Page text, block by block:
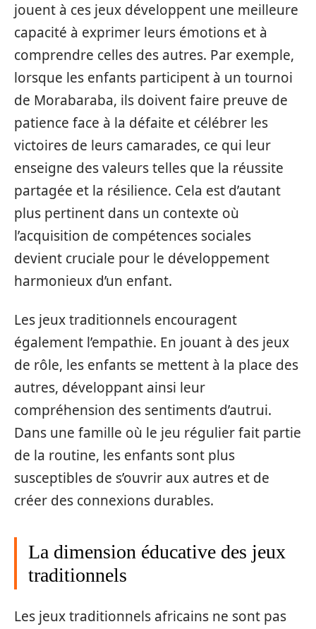
jouent à ces jeux développent une meilleure
capacité à exprimer leurs émotions et à
comprendre celles des autres. Par exemple,
lorsque les enfants participent à un tournoi
de Morabaraba, ils doivent faire preuve de
patience face à la défaite et célébrer les
victoires de leurs camarades, ce qui leur
enseigne des valeurs telles que la réussite
partagée et la résilience. Cela est d’autant
plus pertinent dans un contexte où
l’acquisition de compétences sociales
devient cruciale pour le développement
harmonieux d’un enfant.
Les jeux traditionnels encouragent
également l’empathie. En jouant à des jeux
de rôle, les enfants se mettent à la place des
autres, développant ainsi leur
compréhension des sentiments d’autrui.
Dans une famille où le jeu régulier fait partie
de la routine, les enfants sont plus
susceptibles de s’ouvrir aux autres et de
créer des connexions durables.
La dimension éducative des jeux
traditionnels
Les jeux traditionnels africains ne sont pas